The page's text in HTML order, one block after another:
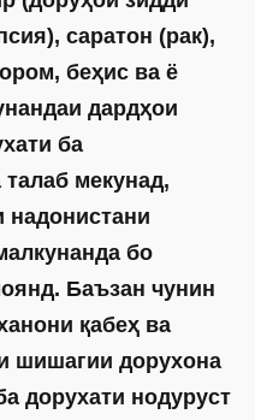
саратон (рак),
беҳис ва ё
дардҳои
ба
мекунад,
надонистани
бо
Баъзан чунин
қабеҳ ва
шишагии дорухона
дорухати нодуруст